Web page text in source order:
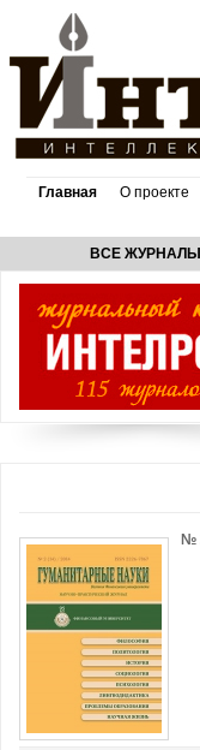
Главная О проекте
ВСЕ ЖУРНАЛЫ
№